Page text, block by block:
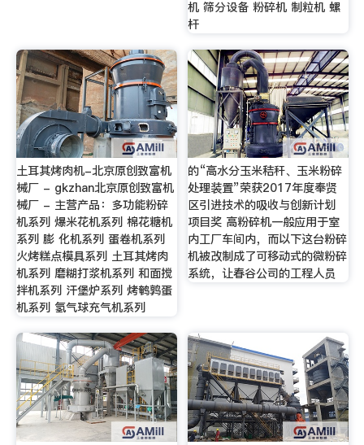
机 筛分设备 粉碎机 制粒机 螺
杆
土耳其烤肉机-北京原创致富机
械厂 - gkzhan北京原创致富机
械厂 - 主营产品：多功能粉碎
机系列 爆米花机系列 棉花糖机
系列 膨 化机系列 蛋卷机系列
火烤糕点模具系列 土耳其烤肉
机系列 磨糊打浆机系列 和面搅
拌机系列 汗堡炉系列 烤鹌鹑蛋
机系列 氢气球充气机系列
的“高水分玉米秸秆、玉米粉碎
处理装置”荣获2017年度奉贤
区引进技术的吸收与创新计划
项目奖 高粉碎机一般应用于室
内工厂车间内，而以下这台粉碎
机被改制成了可移动式的微粉碎
系统，让春谷公司的工程人员